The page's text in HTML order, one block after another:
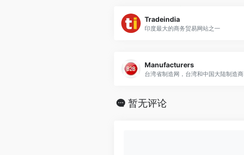
Tradeindia
印度最大的商务贸易网站之一
Manufacturers
暂无评论